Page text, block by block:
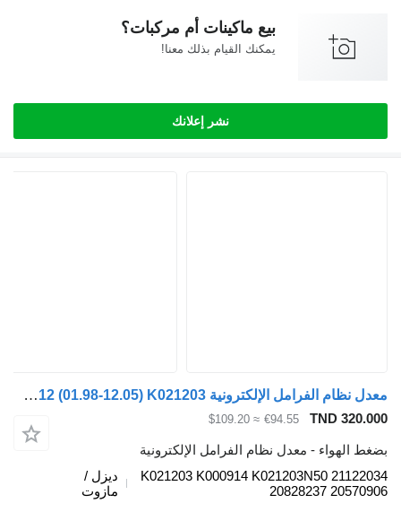
بيع ماكينات أم مركبات؟
يمكنك القيام بذلك معنا!
نشر إعلانك
معدل نظام الفرامل الإلكترونية Knorr-Bremse FM12 (01.98-12.05) K021203 لـ الشاحنات Volvo FM7-FM12, FM, FMX (1998-2014)
TND
€94.55
≈ $109.20
الهواء - معدل نظام الفرامل الإلكترونية
K021203 K000914 K021203N50
20828237
ديزل /
مازوت